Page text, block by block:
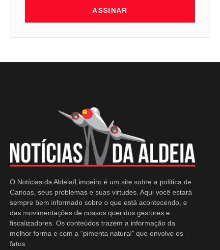
ASSINAR
O Notícias da Aldeia/Limoeiro é um site sobre a política de
Canoas, seus problemas e suas virtudes. Aqui você estará
sempre bem informado sobre o que está acontecendo, e
das movimentações de nossos queridos gestores e
fiscalizadores. Os conteúdos trazem a informação da
melhor forma e com a “pimenta natural” que envolve os
fatos.